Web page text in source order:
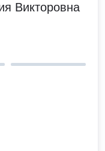
Викторовна